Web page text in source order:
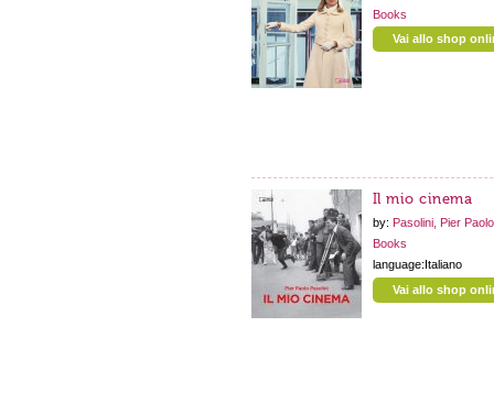
Books
Vai allo shop
Il mio cinema
by: Pasolini, Pier Paolo
Books
language:Italiano
Vai allo shop